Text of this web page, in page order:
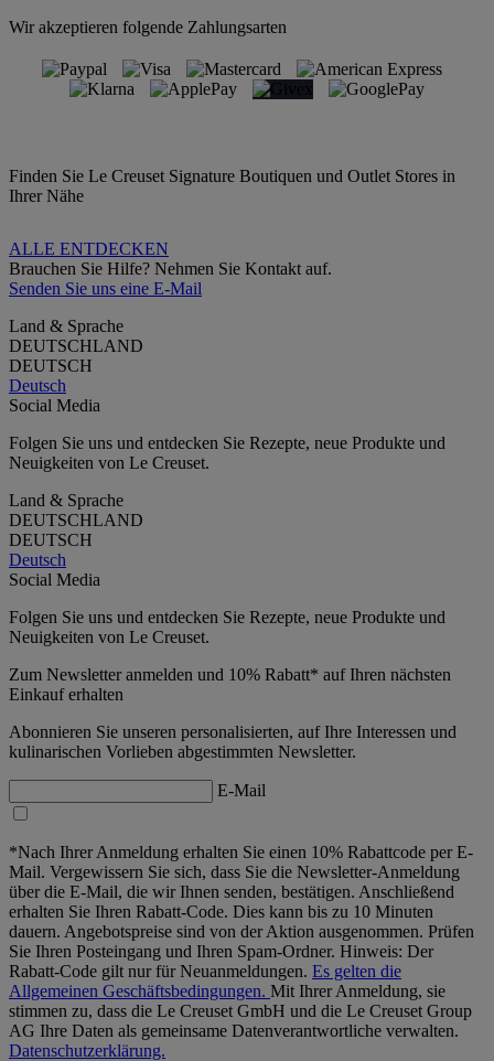
Wir akzeptieren folgende Zahlungsarten
Finden Sie Le Creuset Signature Boutiquen und Outlet Stores in
Ihrer Nähe
ALLE ENTDECKEN
Brauchen Sie Hilfe? Nehmen Sie Kontakt auf.
Senden Sie uns eine E-Mail
Land & Sprache
DEUTSCHLAND
DEUTSCH
Deutsch
Social Media
Folgen Sie uns und entdecken Sie Rezepte, neue Produkte und
Neuigkeiten von Le Creuset.
Land & Sprache
DEUTSCHLAND
DEUTSCH
Deutsch
Social Media
Folgen Sie uns und entdecken Sie Rezepte, neue Produkte und
Neuigkeiten von Le Creuset.
Zum Newsletter anmelden und 10% Rabatt* auf Ihren nächsten
Einkauf erhalten
Abonnieren Sie unseren personalisierten, auf Ihre Interessen und
kulinarischen Vorlieben abgestimmten Newsletter.
E-Mail
*Nach Ihrer Anmeldung erhalten Sie einen 10% Rabattcode per E-
Mail. Vergewissern Sie sich, dass Sie die Newsletter-Anmeldung
über die E-Mail, die wir Ihnen senden, bestätigen. Anschließend
erhalten Sie Ihren Rabatt-Code. Dies kann bis zu 10 Minuten
dauern. Angebotspreise sind von der Aktion ausgenommen. Prüfen
Sie Ihren Posteingang und Ihren Spam-Ordner. Hinweis: Der
Rabatt-Code gilt nur für Neuanmeldungen. Es gelten die
Allgemeinen Geschäftsbedingungen. Mit Ihrer Anmeldung, sie
stimmen zu, dass die Le Creuset GmbH und die Le Creuset Group
AG Ihre Daten als gemeinsame Datenverantwortliche verwalten.
Datenschutzerklärung.